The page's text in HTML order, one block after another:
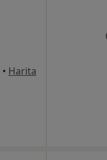
• Harita